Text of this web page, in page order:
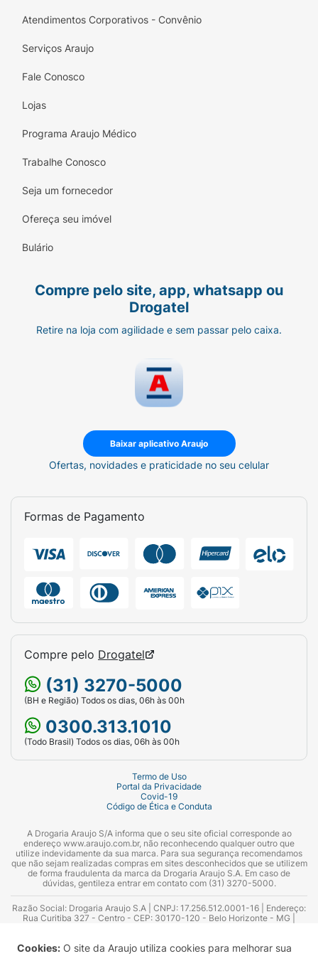
Cookies: O site da Araujo utiliza cookies para melhorar sua
Atendimentos Corporativos - Convênio
Serviços Araujo
Fale Conosco
Lojas
Programa Araujo Médico
Trabalhe Conosco
Seja um fornecedor
Ofereça seu imóvel
Bulário
Compre pelo site, app, whatsapp ou
Drogatel
Retire na loja com agilidade e sem passar pelo caixa.
Baixar aplicativo Araujo
Ofertas, novidades e praticidade no seu celular
Formas de Pagamento
Compre pelo Drogatel
(31) 3270-5000
(BH e Região) Todos os dias, 06h às 00h
0300.313.1010
(Todo Brasil) Todos os dias, 06h às 00h
Termo de Uso
Portal da Privacidade
Covid-19
Código de Ética e Conduta
A Drogaria Araujo S/A informa que o seu site oficial corresponde ao
endereço www.araujo.com.br, não reconhecendo qualquer outro que
utilize indevidamente da sua marca. Para sua segurança recomendamos
que não sejam realizadas compras em sites desconhecidos que se utilizem
de forma fraudulenta da marca da Drogaria Araujo S.A. Em caso de
dúvidas, gentileza entrar em contato com (31) 3270-5000.
Razão Social: Drogaria Araujo S.A | CNPJ: 17.256.512.0001-16 | Endereço:
Rua Curitiba 327 - Centro - CEP: 30170-120 - Belo Horizonte - MG |
Azevedo Guimarães – CRF 10.965 | Yasmin Silva Alvarenga – CRF 52.584 -